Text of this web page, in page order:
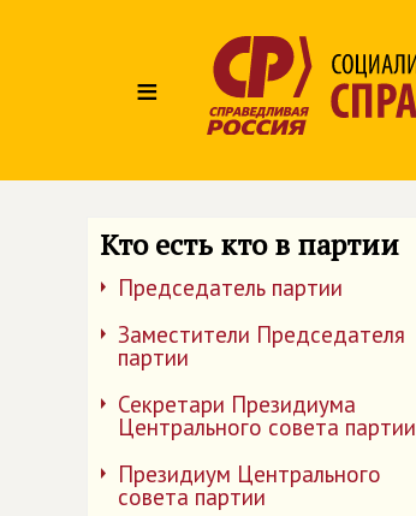
≡
Кто есть кто в партии
Председатель партии
Заместители Председателя
партии
Секретари Президиума
Центрального совета партии
Президиум Центрального
совета партии